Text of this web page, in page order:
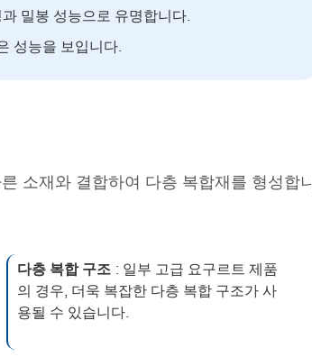
밀봉 성능으로 유명합니다.
성능을 보입니다.
소재와 결합하여 다층 복합재를 형성합니
다층 복합 구조 : 일부 고급 요구르트 제품
의 경우, 더욱 복잡한 다층 복합 구조가 사
용될 수 있습니다.